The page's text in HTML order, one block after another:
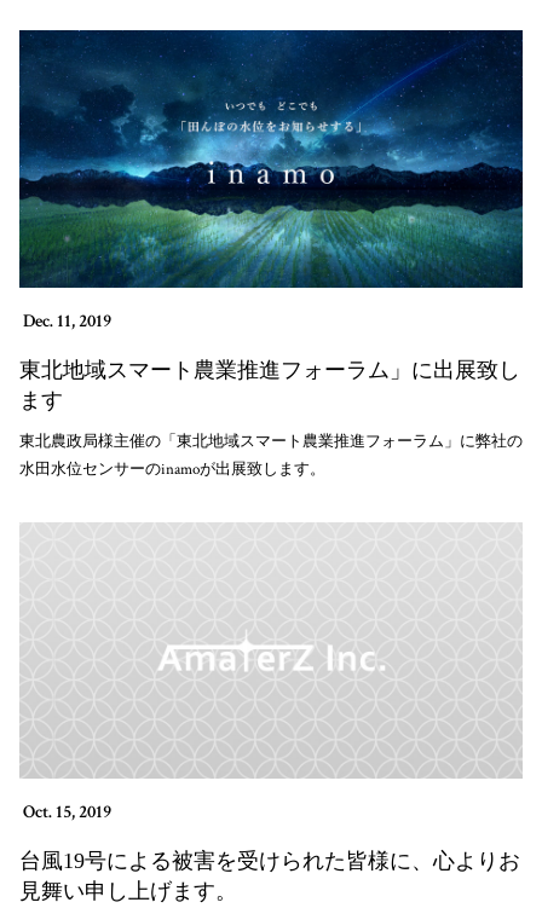
Dec. 11, 2019
東北地域スマート農業推進フォーラム」に出展致し
ます
東北農政局様主催の「東北地域スマート農業推進フォーラム」に弊社の
水田水位センサーのinamoが出展致します。
Oct. 15, 2019
台風19号による被害を受けられた皆様に、心よりお
見舞い申し上げます。